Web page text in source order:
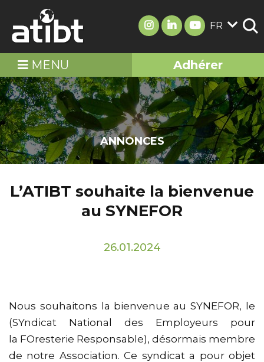
FR
MENU Adhérer
ANNONCES
L’ATIBT souhaite la bienvenue
au SYNEFOR
26.01.2024
Nous souhaitons la bienvenue au SYNEFOR, le
(SYndicat National des Employeurs pour
la FOresterie Responsable), désormais membre
de notre Association. Ce syndicat a pour objet